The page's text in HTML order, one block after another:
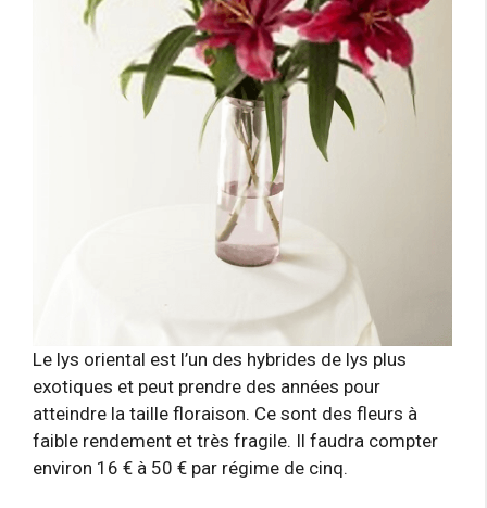
Le lys oriental est l’un des hybrides de lys plus
exotiques et peut prendre des années pour
atteindre la taille floraison. Ce sont des fleurs à
faible rendement et très fragile. Il faudra compter
environ 16 € à 50 € par régime de cinq.